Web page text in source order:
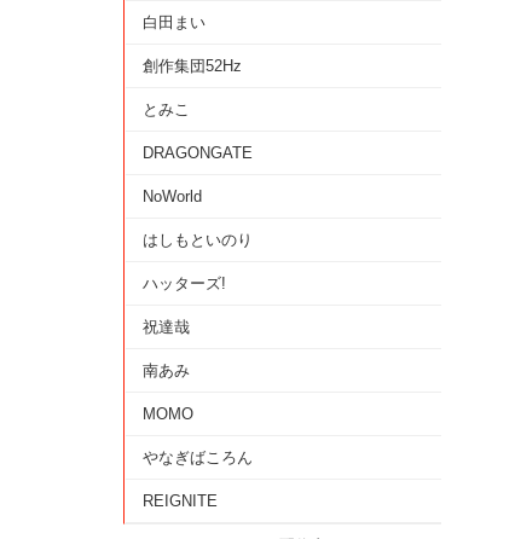
白田まい
創作集団52Hz
とみこ
DRAGONGATE
NoWorld
はしもといのり
ハッターズ!
祝達哉
南あみ
MOMO
やなぎばころん
REIGNITE